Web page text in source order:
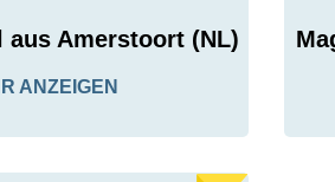
aus Amerstoort (NL)
ANZEIGEN